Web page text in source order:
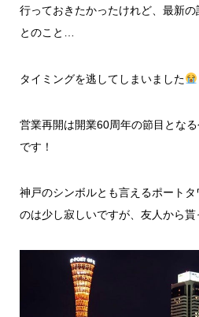
行っておきたかったけれど、最新
とのこと…
タイミングを逃してしまいました
営業再開は開業60周年の節目とな
です！
神戸のシンボルとも言えるポート
のは少し寂しいですが、友人から